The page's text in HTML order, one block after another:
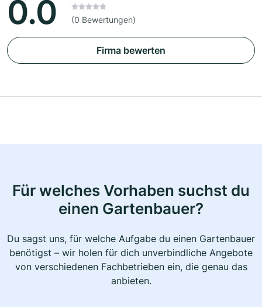
0.0 (0 Bewertungen)
Firma bewerten
Für welches Vorhaben suchst du
einen Gartenbauer?
Du sagst uns, für welche Aufgabe du einen Gartenbauer
benötigst – wir holen für dich unverbindliche Angebote
von verschiedenen Fachbetrieben ein, die genau das
anbieten.